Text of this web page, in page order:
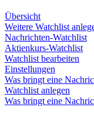
Übersicht
Weitere Watchlist
Nachrichten-Watchlist
Aktienkurs-Watchlist
Watchlist bearbeiten
Einstellungen
Was bringt eine
Watchlist anlegen
Was bringt eine